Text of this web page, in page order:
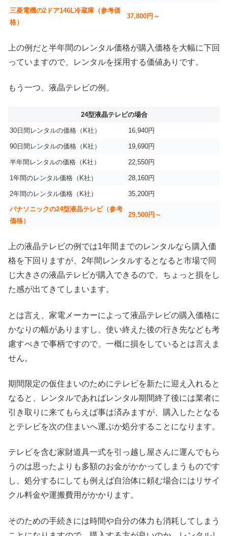
三菱電機の2ドア146L冷蔵庫（参考価
格）
37,800円～
上の例だと半年間のレンタル価格が購入価格を大幅に下回
っていますので、レンタルを採用する価値ありです。
もう一つ、液晶テレビの例。
24型液晶テレビの場合
30日間レンタルの価格（K社） 16,940円
90日間レンタルの価格（K社） 19,690円
半年間レンタルの価格（K社） 22,550円
1年間のレンタル価格（K社） 28,160円
2年間のレンタル価格（K社）
35,200円
パナソニックの24型液晶テレビ（参考
価格）
29,500円～
上の液晶テレビの例では1年間までのレンタルなら購入価
格を下回りますが、2年間レンタルするとなると市場で同
じ大きさの液晶テレビが購入できるので、ちょっと損をし
た感が出てきてしまいます。
とは言え、家電メーカーによって液晶テレビの購入価格に
かなりの幅がありますし、使い終えた後の行き先なども考
慮すべきで事柄ですので、一概に損をしているとは言えま
せん。
期間限定の仮住まいのためにテレビを新たに迎え入れると
なると、レンタルであればレンタル期間終了後には業者に
引き取りに来てもらえば事は済みますが、購入したとなる
とテレビを次の住まいへ運ぶか処分することになります。
テレビを含む家財道具一式を引っ越し屋さんに運んでもら
うのは思ったよりも多額のお金がかかってしまうものです
し、処分するにしても例えば自治体に頼む場合にはリサイ
クル料金や運搬費用がかかります。
そのための手続きには時間や自分の体力も消耗してしまう